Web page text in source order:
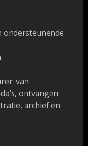
ondersteunende
van
ontvangen
archief en